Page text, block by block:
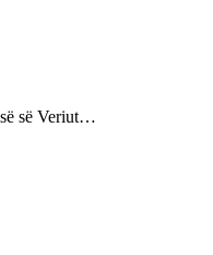
së Veriut…